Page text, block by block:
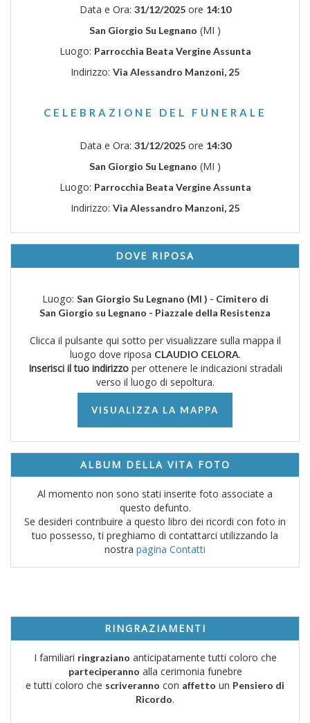
Data e Ora: 31/12/2025ore 14:10
San Giorgio Su Legnano (MI )
Luogo: Parrocchia Beata Vergine Assunta
Indirizzo: Via Alessandro Manzoni, 25
CELEBRAZIONE DEL FUNERALE
Data e Ora: 31/12/2025ore 14:30
San Giorgio Su Legnano (MI )
Luogo: Parrocchia Beata Vergine Assunta
Indirizzo: Via Alessandro Manzoni, 25
DOVE RIPOSA
Luogo: San Giorgio Su Legnano (MI ) - Cimitero di
San Giorgio su Legnano - Piazzale della Resistenza
Clicca il pulsante qui sotto per visualizzare sulla mappa il
luogo dove riposa CLAUDIO CELORA.
Inserisci il tuo indirizzoper ottenere le indicazioni stradali
verso il luogo di sepoltura.
VISUALIZZA LA MAPPA
ALBUM DELLA VITA FOTO
Al momento non sono stati inserite foto associate a
questo defunto.
Se desideri contribuire a questo libro dei ricordi con foto in
tuo possesso, ti preghiamo di contattarci utilizzando la
nostra pagina Contatti
RINGRAZIAMENTI
I familiari ringraziano anticipatamente tutti coloro che
parteciperanno alla cerimonia funebre
e tutti coloro che scriveranno con affetto un Pensiero di
Ricordo.